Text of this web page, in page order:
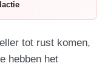
tot rust komen,
hebben het